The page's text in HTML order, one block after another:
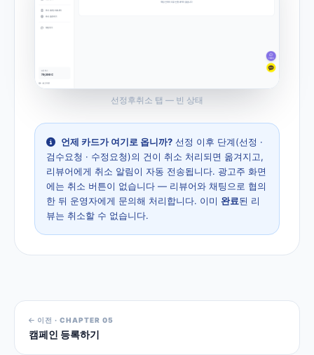
선정후취소 탭 — 빈 상태
언제 카드가 여기로 옵니까? 선정 이후 단계(선정 ·
검수요청 · 수정요청)의 건이 취소 처리되면 옮겨지고,
리뷰어에게 취소 알림이 자동 전송됩니다. 광고주 화면
에는 취소 버튼이 없습니다 — 리뷰어와 채팅으로 협의
한 뒤 운영자에게 문의해 처리합니다. 이미 완료된 리
뷰는 취소할 수 없습니다.
이전 · CHAPTER 05
캠페인 등록하기